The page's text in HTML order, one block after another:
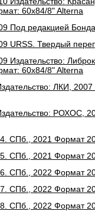
60x84/8" Alterna
Под редакцией
URSS. Твердый
Издательство:
60x84/8" Alterna
ЛКИ,
РОХОС,
СПб., 2021 Формат
СПб., 2021 Формат
СПб., 2022 Формат
СПб., 2022 Формат
СПб., 2022 Формат